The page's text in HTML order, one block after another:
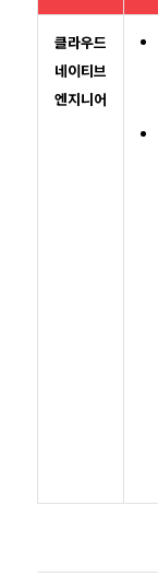
클라우드
네이티브
엔지니어